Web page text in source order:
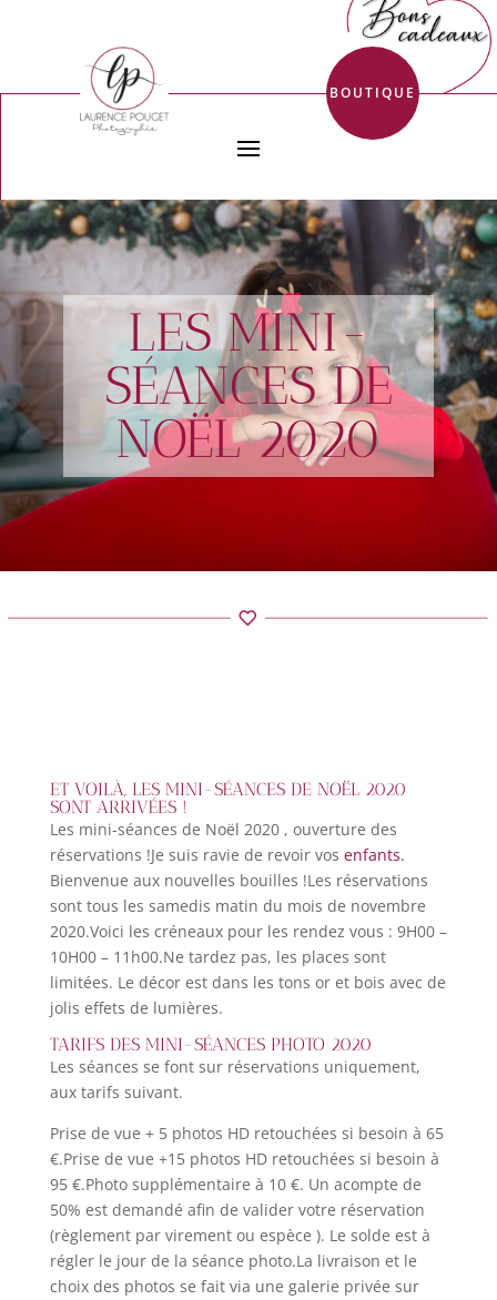
BOUTIQUE
LES MINI-
SÉANCES DE
NOËL 2020
ET VOILÀ, LES MINI-SÉANCES DE NOËL 2020
SONT ARRIVÉES !
Les mini-séances de Noël 2020 , ouverture des
réservations !Je suis ravie de revoir vos enfants.
Bienvenue aux nouvelles bouilles !Les réservations
sont tous les samedis matin du mois de novembre
2020.Voici les créneaux pour les rendez vous : 9H00 –
10H00 – 11h00.Ne tardez pas, les places sont
limitées. Le décor est dans les tons or et bois avec de
jolis effets de lumières.
TARIFS DES MINI-SÉANCES PHOTO 2020
Les séances se font sur réservations uniquement,
aux tarifs suivant.
Prise de vue + 5 photos HD retouchées si besoin à 65
€.Prise de vue +15 photos HD retouchées si besoin à
95 €.Photo supplémentaire à 10 €. Un acompte de
50% est demandé afin de valider votre réservation
(règlement par virement ou espèce ). Le solde est à
régler le jour de la séance photo.La livraison et le
choix des photos se fait via une galerie privée sur